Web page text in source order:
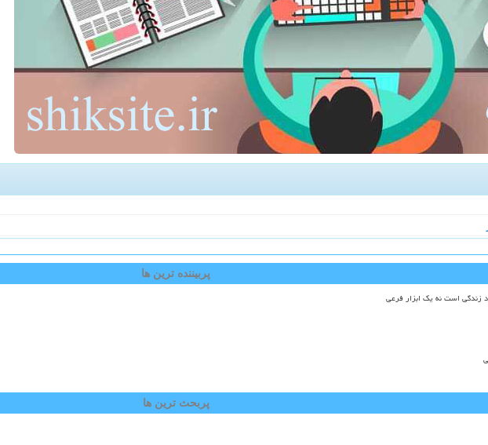
پربیننده ترین ها
زندگی است نه یک ابزار فرعی
پربحث ترین ها